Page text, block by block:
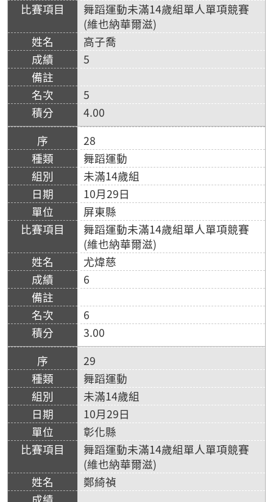
舞蹈運動未滿14歲組單人單項競賽
(維也納華爾滋)
高子喬
5
5
4.00
28
舞蹈運動
未滿14歲組
10月29日
屏東縣
舞蹈運動未滿14歲組單人單項競賽
(維也納華爾滋)
尤煒慈
6
6
3.00
29
舞蹈運動
未滿14歲組
10月29日
彰化縣
舞蹈運動未滿14歲組單人單項競賽
(維也納華爾滋)
鄭綺禎